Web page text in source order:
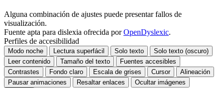
Alguna combinación de ajustes puede presentar fallos de
visualización.
Fuente apta para dislexia ofrecida porOpenDyslexic.
Perfiles de accesibilidad
Modo noche Lectura superfácil Solo texto
Solo texto (oscuro)
Leer contenido
Tamaño del texto
Fuentes accesibles
Contrastes
Fondo claro Escala de grises Cursor
Alineación
Pausar animaciones
Resaltar enlaces
Ocultar imágenes